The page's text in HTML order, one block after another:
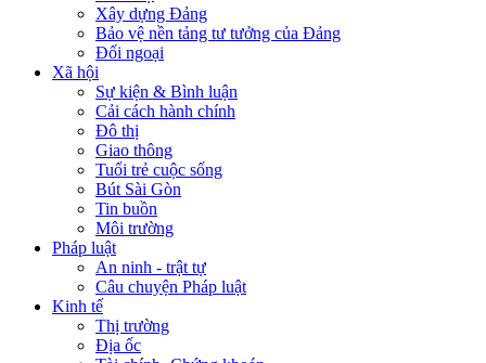
Xây dựng Đảng
Bảo vệ nền tảng tư tưởng của Đảng
Đối ngoại
Xã hội
Sự kiện & Bình luận
Cải cách hành chính
Đô thị
Giao thông
Tuổi trẻ cuộc sống
Bút Sài Gòn
Tin buồn
Môi trường
Pháp luật
An ninh - trật tự
Câu chuyện Pháp luật
Kinh tế
Thị trường
Địa ốc